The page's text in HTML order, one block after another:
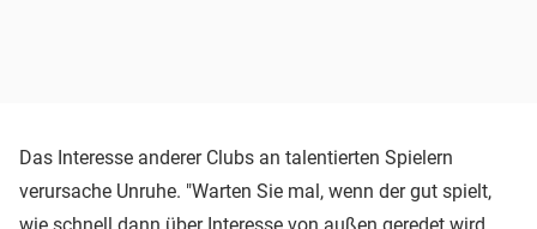
Das Interesse anderer Clubs an talentierten Spielern
verursache Unruhe. "Warten Sie mal, wenn der gut spielt,